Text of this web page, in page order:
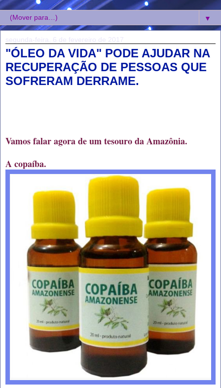
▼
segunda-feira, 6 de fevereiro de 2017
"ÓLEO DA VIDA" PODE AJUDAR NA
RECUPERAÇÃO DE PESSOAS QUE
SOFRERAM DERRAME.
Vamos falar agora de um tesouro da Amazônia.
A copaíba.